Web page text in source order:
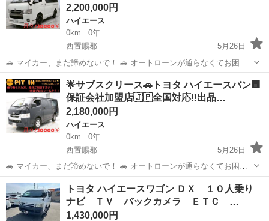
2,200,000円
ハイエース
0km
0年
西置賜郡
5月26日
🚗 マイカー、まだ諦めないで！ 🚗 オートローンが通らなくてお困り
の方へ。 当店独自の「サブスクリース」で、ご希望のお車に乗りませ
んか？ ​🚘 【車両詳細】 🚘 ■ トヨタ ハイエースバン ■ 年式：令和2年
■ 走行距離...
山形 西置賜郡 ハイエース 車両
︎🌟サブスクリース🚗トヨタ ハイエースバン🏢
保証会社加盟店🇯🇵全国対応‼️出品…
2,180,000円
ハイエース
0km
0年
西置賜郡
5月26日
🚗 マイカー、まだ諦めないで！ 🚗 オートローンが通らなくてお困り
の方へ。 当店独自の「サブスクリース」で、ご希望のお車に乗りませ
んか？ ​🚘 【車両詳細】 🚘 ■ トヨタ ハイエースバン ■ 年式：令和3年
■ 走行距離...
山形 西置賜郡 ハイエース
トヨタ ハイエースワゴン ＤＸ １０人乗り
ナビ ＴＶ バックカメラ ＥＴＣ …
1,430,000円